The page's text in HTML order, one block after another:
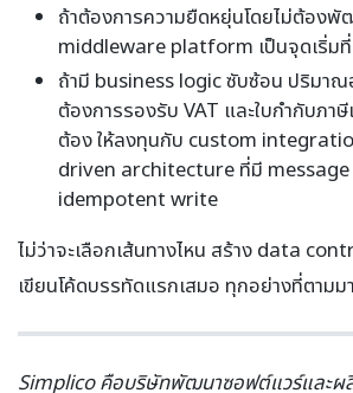
ถ้าต้องการความยืดหยุ่นโดยไม่ต้องพั
middleware platform เป็นจุดเริ่ม
ถ้ามี business logic ซับซ้อน ปริมาณ
ต้องการรองรับ VAT และใบกำกับภา
ต้อง ให้ลงทุนกับ custom
driven architecture ที่มี message
idempotent write
ไม่ว่าจะเลือกเส้นทางไหน สร้าง data
เขียนโค้ดบรรทัดแรกเสมอ ทุกอย่างที่ตามม
Simplico คือบริษัทพัฒนาซอฟต์แวร์และ